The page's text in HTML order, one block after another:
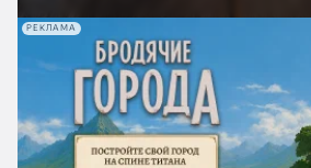
РЕКЛАМА